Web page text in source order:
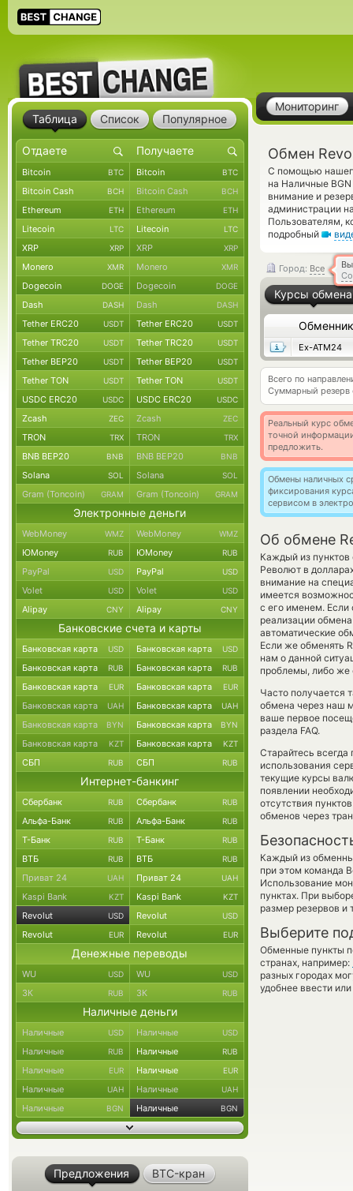
Мониторинг
Обмен
С помощью
на Наличные
внимание и
администрации
Пользователям,
подробный
Город: Все
Курсы обмена
Обменник
Ex-ATM24
Всего по
Суммарный резерв
Реальный курс
точной
предложить.
Обмены наличных
фиксирования
сервисом в
Об обмене
Каждый из пунктов
Револют в
внимание на
имеется
с его именем. Если
реализации
автоматические
Если же обменять
нам о данной
проблемы, либо же
Часто получается
обмена через наш
ваше первое
раздела FAQ.
Старайтесь
использования
текущие курсы
появлении
отсутствия
обменов через
Каждый из
при этом команда
Использование
пунктах. При
размер резервов и
Выберите
Обменные пункты
странах, например:
разных городах
удобнее ввести
Таблица Список Популярное
Bitcoin BTC Bitcoin BTC
Bitcoin Cash BCH Bitcoin Cash BCH
Ethereum ETH Ethereum ETH
Litecoin LTC Litecoin LTC
XRP XRP XRP XRP
Monero XMR Monero XMR
Dogecoin DOGE Dogecoin DOGE
Dash DASH Dash DASH
Tether ERC20 USDT Tether ERC20 USDT
Tether TRC20 USDT Tether TRC20 USDT
Tether BEP20 USDT Tether BEP20 USDT
Tether TON USDT Tether TON USDT
USDC ERC20 USDC USDC ERC20 USDC
Zcash ZEC Zcash ZEC
TRON TRX TRON TRX
BNB BEP20 BNB BNB BEP20 BNB
Solana SOL Solana SOL
Gram (Toncoin) GRAM Gram (Toncoin) GRAM
Электронные деньги
WebMoney WMZ WebMoney WMZ
ЮMoney RUB ЮMoney RUB
PayPal USD PayPal USD
Volet USD Volet USD
Alipay CNY Alipay CNY
Банковские счета и карты
Банковская карта USD Банковская карта USD
Банковская карта RUB Банковская карта RUB
Банковская карта EUR Банковская карта EUR
Банковская карта UAH Банковская карта UAH
Банковская карта BYN Банковская карта BYN
Банковская карта KZT Банковская карта KZT
СБП RUB СБП RUB
Интернет-банкинг
Сбербанк RUB Сбербанк RUB
Альфа-Банк RUB Альфа-Банк RUB
Т-Банк RUB Т-Банк RUB
ВТБ RUB ВТБ RUB
Приват 24 UAH Приват 24 UAH
Kaspi Bank KZT Kaspi Bank KZT
Revolut USD Revolut USD
Revolut EUR Revolut EUR
Денежные переводы
WU USD WU USD
ЗК RUB ЗК RUB
Наличные деньги
Наличные USD Наличные USD
Наличные RUB Наличные RUB
Наличные EUR Наличные EUR
Наличные UAH Наличные UAH
Наличные BGN Наличные BGN
Предложения BTC-кран